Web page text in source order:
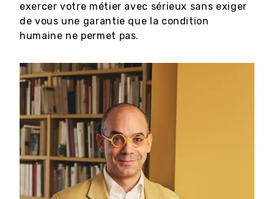
exercer votre métier avec sérieux sans exiger
de vous une garantie que la condition
humaine ne permet pas.